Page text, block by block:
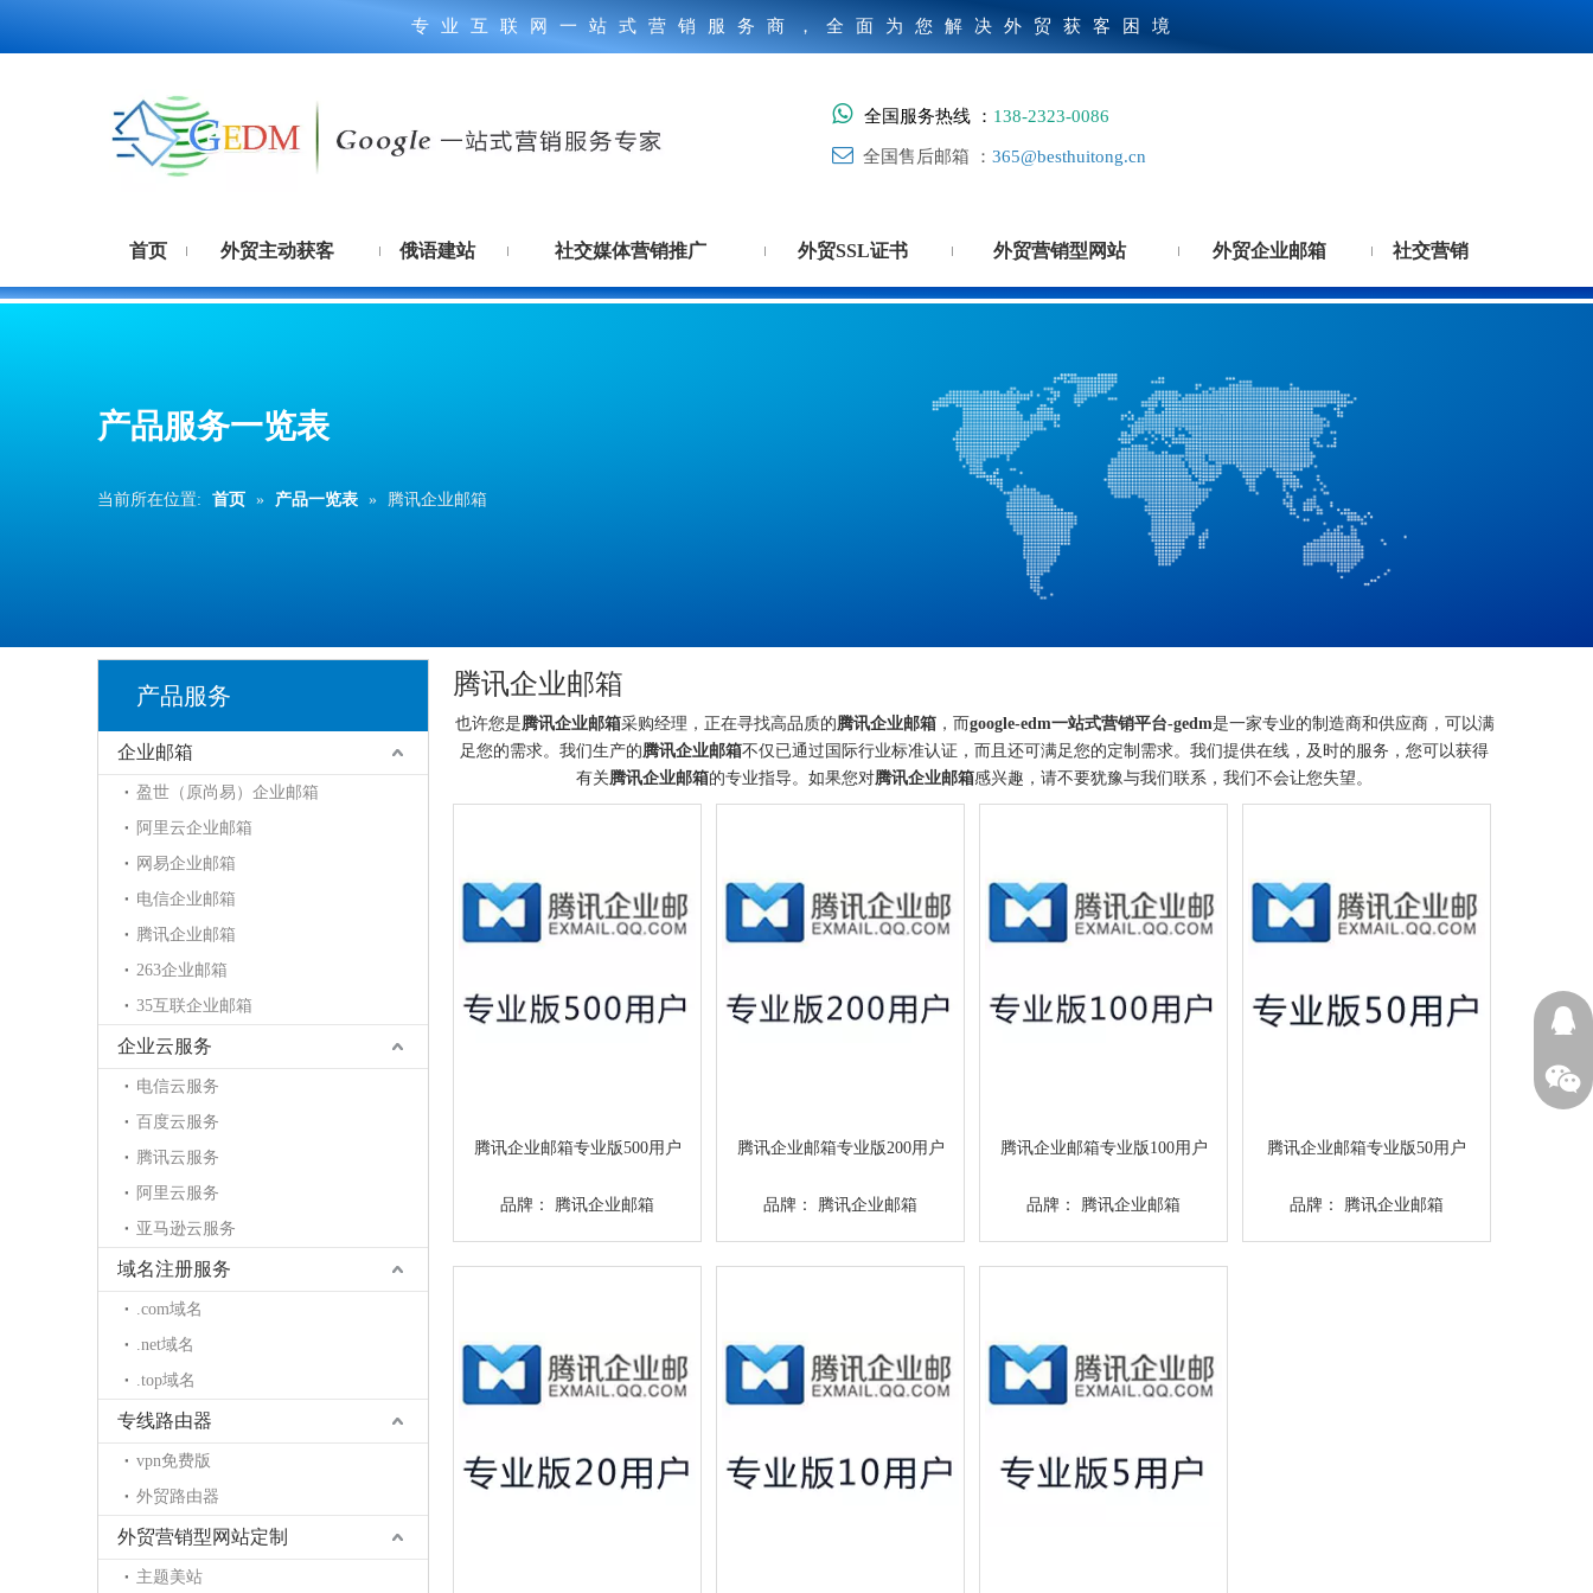
专业互联网一站式营销服务商，全面为您解决外贸获客困境
 全国服务热线 ： 138-2323-0086
 全国售后邮箱 ： 365@besthuitong.cn
首页 外贸主动获客 俄语建站 社交媒体营销推广 外贸SSL证书 外贸营销型网站 外贸企业邮箱 社交营销
产品服务一览表
当前所在位置: 首页 » 产品一览表 » 腾讯企业邮箱
产品服务
企业邮箱
盈世（原尚易）企业邮箱
阿里云企业邮箱
网易企业邮箱
电信企业邮箱
腾讯企业邮箱
263企业邮箱
35互联企业邮箱
企业云服务
电信云服务
百度云服务
腾讯云服务
阿里云服务
亚马逊云服务
域名注册服务
.com域名
.net域名
.top域名
专线路由器
vpn免费版
外贸路由器
外贸营销型网站定制
主题美站
腾讯企业邮箱
也许您是腾讯企业邮箱采购经理，正在寻找高品质的腾讯企业邮箱，而google-edm一站式营销平台-gedm是一家专业的制造商和供应商，可以满
足您的需求。我们生产的腾讯企业邮箱不仅已通过国际行业标准认证，而且还可满足您的定制需求。我们提供在线，及时的服务，您可以获得
有关腾讯企业邮箱的专业指导。如果您对腾讯企业邮箱感兴趣，请不要犹豫与我们联系，我们不会让您失望。
腾讯企业邮箱专业版500用户
品牌： 腾讯企业邮箱
腾讯企业邮箱专业版200用户
品牌： 腾讯企业邮箱
腾讯企业邮箱专业版100用户
品牌： 腾讯企业邮箱
腾讯企业邮箱专业版50用户
品牌： 腾讯企业邮箱